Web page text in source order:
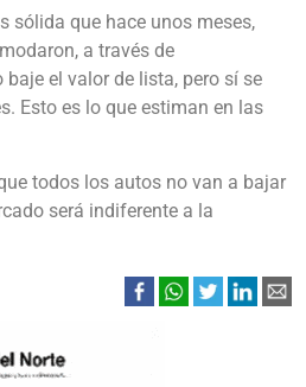
sólida que hace unos meses,
a través de
el valor de lista, pero sí se
Esto es lo que estiman en las
todos los autos no van a bajar
será indiferente a la